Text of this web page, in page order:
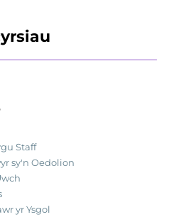
Staff
sy'n Oedolion
yr Ysgol